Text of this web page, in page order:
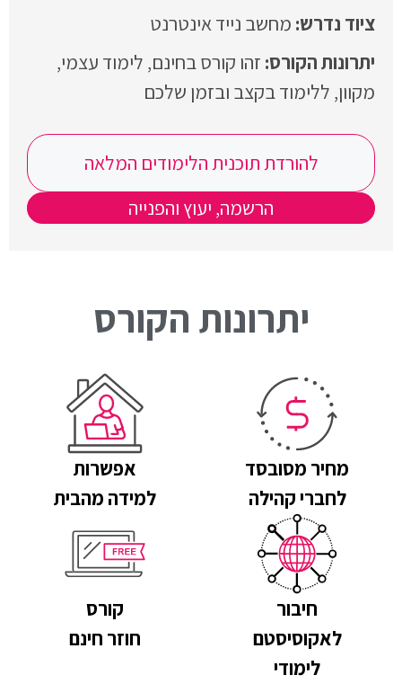
מחשב נייד אינטרנט
זהו קורס בחינם, לימוד עצמי,
מקוון, ללימוד בקצב ובזמן שלכם
להורדת תוכנית הלימודים המלאה
הרשמה, יעוץ והפנייה
יתרונות הקורס
מחיר מסובסד
לחברי קהילה
אפשרות
למידה מהבית
חיבור
לאקוסיסטם
לימודי
קורס
חוזר חינם